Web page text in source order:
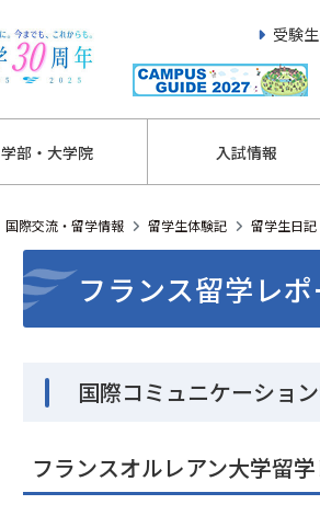
受験
学部・大学院 入試情報
国際交流・留学情報 留学生体験記 留学生日記
フランス留学レポ
国際コミュニケーショ
フランスオルレアン大学留